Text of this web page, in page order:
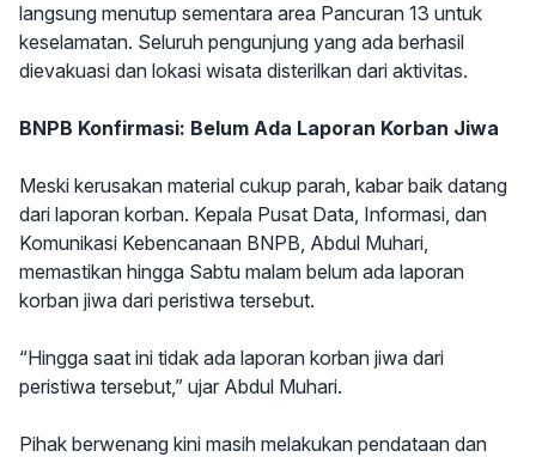
langsung menutup sementara area Pancuran 13 untuk
keselamatan. Seluruh pengunjung yang ada berhasil
dievakuasi dan lokasi wisata disterilkan dari aktivitas.
BNPB Konfirmasi: Belum Ada Laporan Korban Jiwa
Meski kerusakan material cukup parah, kabar baik datang
dari laporan korban. Kepala Pusat Data, Informasi, dan
Komunikasi Kebencanaan BNPB, Abdul Muhari,
memastikan hingga Sabtu malam belum ada laporan
korban jiwa dari peristiwa tersebut.
“Hingga saat ini tidak ada laporan korban jiwa dari
peristiwa tersebut,” ujar Abdul Muhari.
Pihak berwenang kini masih melakukan pendataan dan